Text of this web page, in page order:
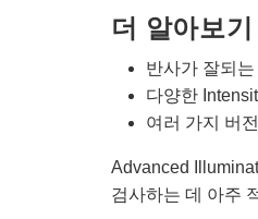
더 알아보기
반사가 잘되
다양한
여러 가지 버
Advanced
검사하는 데 아주